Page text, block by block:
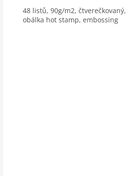
48 listů, 90g/m2, čtverečkovaný,
obálka hot stamp, embossing